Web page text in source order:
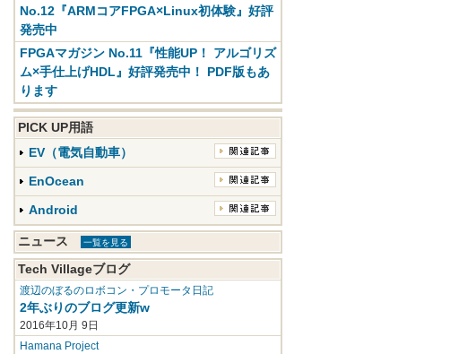
No.12『ARMコアFPGA×Linux初体験』好評
発売中
FPGAマガジン No.11『性能UP！ アルゴリズ
ム×手仕上げHDL』好評発売中！ PDF版もあ
ります
PICK UP用語
EV（電気自動車）
EnOcean
Android
ニュース 一覧を見る
Tech Villageブログ
渡辺のぼるのロボコン・プロモータ日記
2年ぶりのブログ更新w
2016年10月 9日
Hamana Project